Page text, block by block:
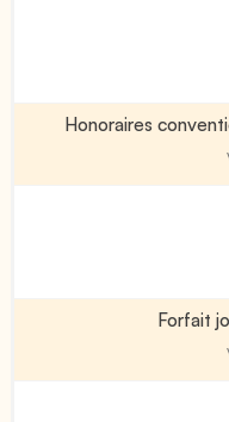
Honoraires
Forfait